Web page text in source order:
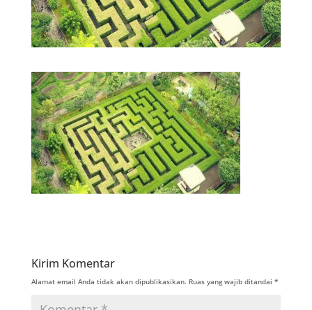
Kirim Komentar
Alamat email Anda tidak akan dipublikasikan. Ruas yang wajib ditandai *